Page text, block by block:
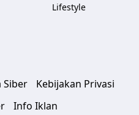
Lifestyle
Siber
Kebijakan Privasi
Info Iklan